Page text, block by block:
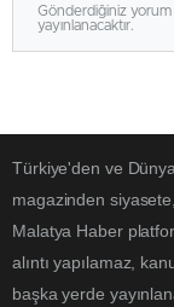
Gönderdiğiniz yorum
yayınlanacaktır.
Türkiye'den ve
magazinden
Malatya Haber
alıntı yapılamaz,
başka yerde